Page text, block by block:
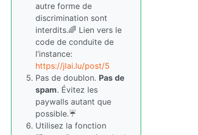
autre forme de
discrimination sont
interdits.🌈 Lien vers le
code de conduite de
l’instance:
https://jlai.lu/post/5
Pas de doublon. Pas de
spam. Évitez les
paywalls autant que
possible.☔
Utilisez la fonction